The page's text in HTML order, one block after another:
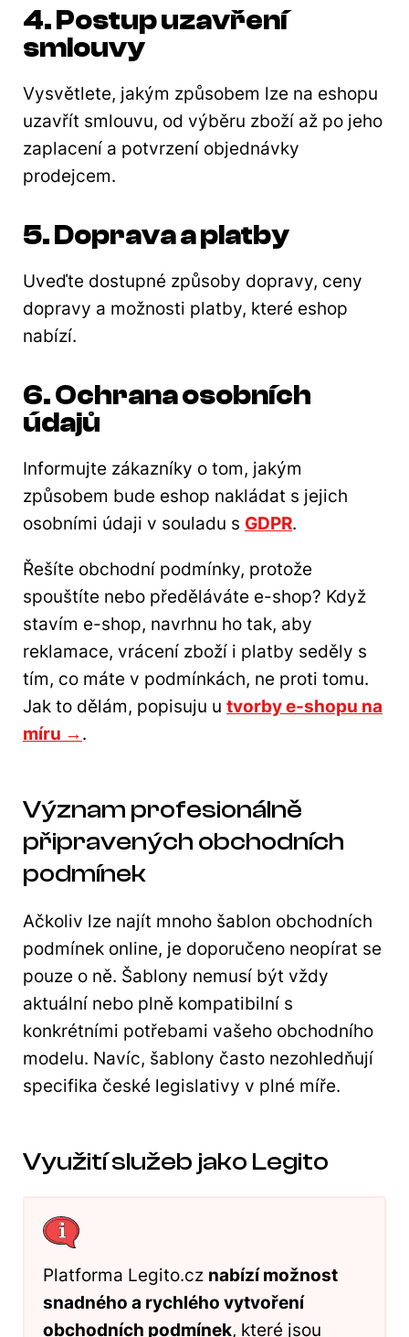
4. Postup uzavření
smlouvy
Vysvětlete, jakým způsobem lze na eshopu
uzavřít smlouvu, od výběru zboží až po jeho
zaplacení a potvrzení objednávky
prodejcem.
5. Doprava a platby
Uveďte dostupné způsoby dopravy, ceny
dopravy a možnosti platby, které eshop
nabízí.
6. Ochrana osobních
údajů
Informujte zákazníky o tom, jakým
způsobem bude eshop nakládat s jejich
osobními údaji v souladu s GDPR.
Řešíte obchodní podmínky, protože
spouštíte nebo předěláváte e-shop? Když
stavím e-shop, navrhnu ho tak, aby
reklamace, vrácení zboží i platby seděly s
tím, co máte v podmínkách, ne proti tomu.
Jak to dělám, popisuju u tvorby e-shopu na
míru → .
Význam profesionálně
připravených obchodních
podmínek
Ačkoliv lze najít mnoho šablon obchodních
podmínek online, je doporučeno neopírat se
pouze o ně. Šablony nemusí být vždy
aktuální nebo plně kompatibilní s
konkrétními potřebami vašeho obchodního
modelu. Navíc, šablony často nezohledňují
specifika české legislativy v plné míře.
Využití služeb jako Legito
Platforma Legito.cz nabízí možnost
snadného a rychlého vytvoření
obchodních podmínek, které jsou